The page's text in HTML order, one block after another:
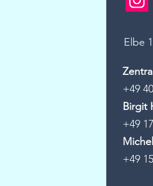
Elbe
+49
Birgit
+49
+49